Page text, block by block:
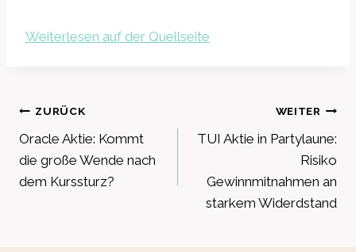
Weiterlesen auf der Quellseite
Beitragsnavigation
ZURÜCK
Oracle Aktie: Kommt
die große Wende nach
dem Kurssturz?
WEITER
TUI Aktie in Partylaune:
Risiko
Gewinnmitnahmen an
starkem Widerdstand